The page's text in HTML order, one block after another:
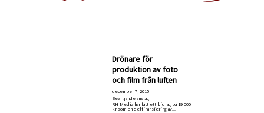
Drönare för
produktion av foto
och film från luften
december 7, 2015
Beviljande anslag
RH Media har fått ett bidrag på 19 000
kr som en delfinansiering av...